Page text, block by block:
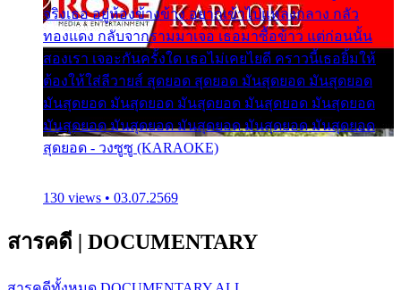
จริงเธอ อยู่ห้องข้างข้าง อยากเข้าไปแหลงกลาง กลัว
ทองแดง กลับจากรามมาเจอ เธอมาซื้อข้าว แต่ก่อนนั้น
สองเรา เจอะกันครั้งใด เธอไม่เคยไยดี คราวนี้เธอยิ้มให้
ต้องให้ใส่ลีวายส์ สุดยอด สุดยอด มันสุดยอด มันสุดยอด
มันสุดยอด มันสุดยอด มันสุดยอด มันสุดยอด มันสุดยอด
มันสุดยอด มันสุดยอด มันสุดยอด มันสุดยอด มันสุดยอด
สุดยอด - วงซูซู (KARAOKE)
130 views • 03.07.2569
สารคดี | DOCUMENTARY